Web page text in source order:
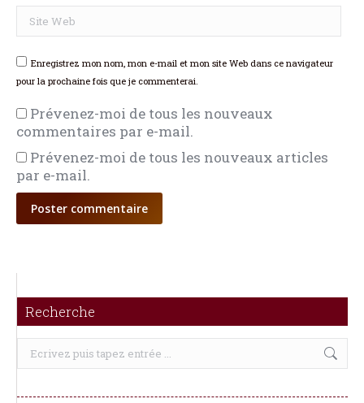
Site Web
Enregistrez mon nom, mon e-mail et mon site Web dans ce navigateur
pour la prochaine fois que je commenterai.
Prévenez-moi de tous les nouveaux
commentaires par e-mail.
Prévenez-moi de tous les nouveaux articles
par e-mail.
Poster commentaire
Recherche
Recherche